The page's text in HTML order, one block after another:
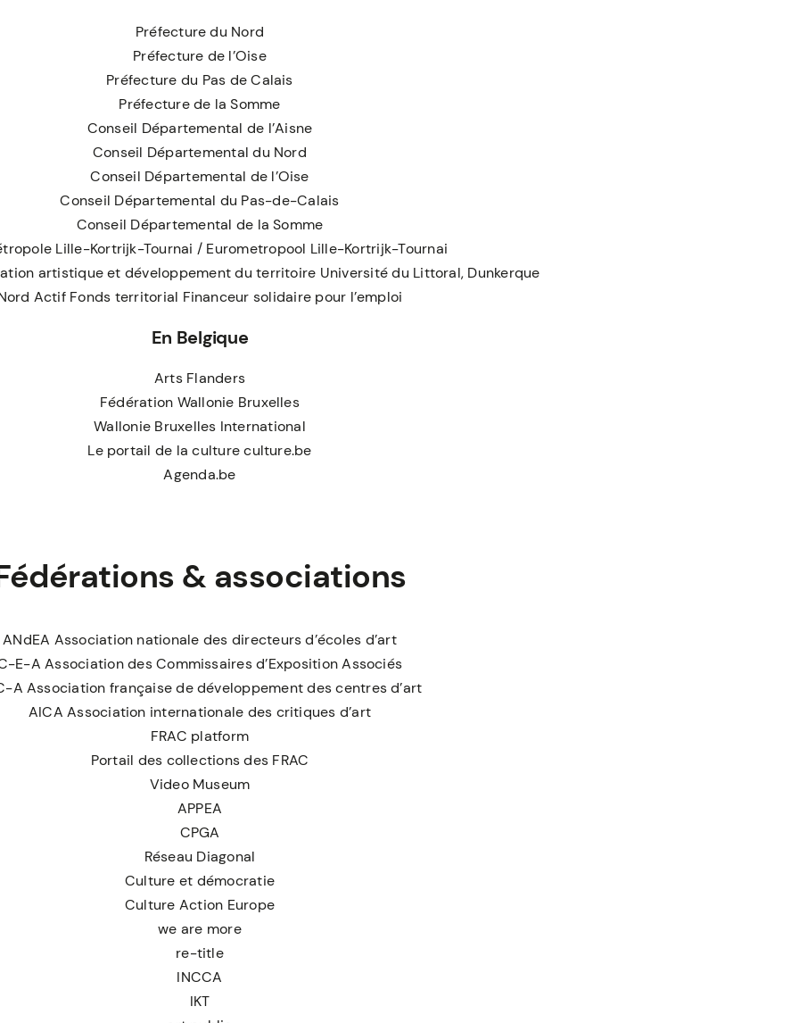
Préfecture du Nord
Préfecture de l’Oise
Préfecture du Pas de Calais
Préfecture de la Somme
Conseil Départemental de l’Aisne
Conseil Départemental du Nord
Conseil Départemental de l’Oise
Conseil Départemental du Pas-de-Calais
Conseil Départemental de la Somme
Lille-Kortrijk-Tournai / Eurometropool Lille-Kortrijk-Tournai
artistique et développement du territoire Université du Littoral, Dunkerque
Actif Fonds territorial Financeur solidaire pour l’emploi
En Belgique
Arts Flanders
Fédération Wallonie Bruxelles
Wallonie Bruxelles International
Le portail de la culture culture.be
Agenda.be
& associations
ANdEA Association nationale des directeurs d’écoles d’art
E-A Association des Commissaires d’Exposition Associés
A Association française de développement des centres d’art
AICA Association internationale des critiques d’art
FRAC platform
Portail des collections des FRAC
Video Museum
APPEA
CPGA
Réseau Diagonal
Culture et démocratie
Culture Action Europe
we are more
re-title
INCCA
IKT